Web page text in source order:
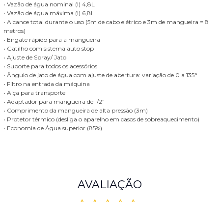
• Vazão de água nominal (l) 4,8L
• Vazão de água máxima (l) 6,8L
• Alcance total durante o uso (5m de cabo elétrico e 3m de mangueira = 8
metros)
• Engate rápido para a mangueira
• Gatilho com sistema auto stop
• Ajuste de Spray/ Jato
• Suporte para todos os acessórios
• Ângulo de jato de água com ajuste de abertura: variação de 0 a 135°
• Filtro na entrada da máquina
• Alça para transporte
• Adaptador para mangueira de 1/2"
• Comprimento da mangueira de alta pressão (3m)
• Protetor térmico (desliga o aparelho em casos de sobreaquecimento)
• Economia de Água superior (85%)
AVALIAÇÃO